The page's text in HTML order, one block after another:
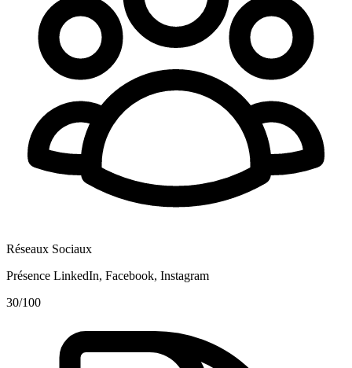
Réseaux Sociaux
Présence LinkedIn, Facebook, Instagram
30/100